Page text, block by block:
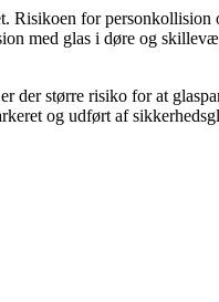
Risikoen for
med glas i døre og
der større risiko for at
og udført af